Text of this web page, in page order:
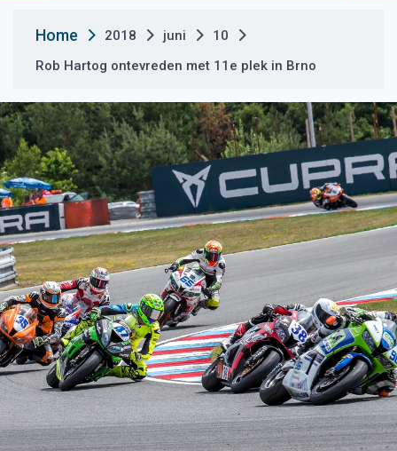
Home 2018 juni
10
Rob Hartog ontevreden met 11e plek in Brno